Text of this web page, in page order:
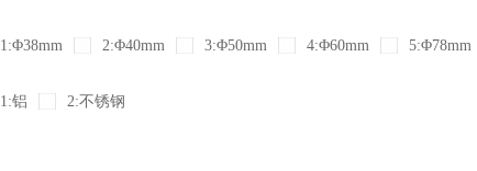
1:Φ38mm 2:Φ40mm 3:Φ50mm 4:Φ60mm 5:Φ78mm
1:铝 2:不锈钢